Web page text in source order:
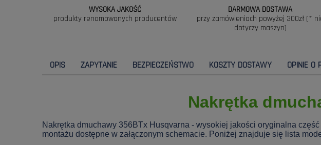
WYSOKA JAKOŚĆ
produkty renomowanych producentów
DARMOWA DOSTAWA
przy zamówieniach powyżej 300zł (*
dotyczy maszyn)
OPIS ZAPYTANIE BEZPIECZEŃSTWO KOSZTY DOSTAWY OPINIE O
Nakrętka
Nakrętka dmuchawy 356BTx Husqvarna - wysokiej jakości oryginalna
montażu dostępne w załączonym schemacie. Poniżej znajduje się lista